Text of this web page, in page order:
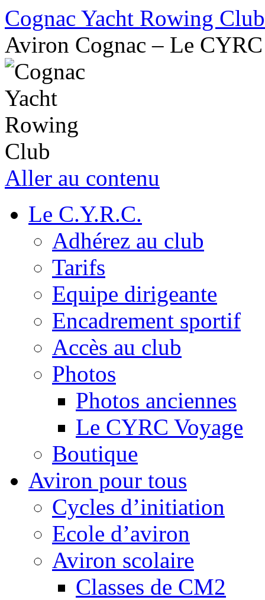
Cognac Yacht Rowing Club
Aviron Cognac – Le CYRC
Aller au contenu
Le C.Y.R.C.
Adhérez au club
Tarifs
Equipe dirigeante
Encadrement sportif
Accès au club
Photos
Photos anciennes
Le CYRC Voyage
Boutique
Aviron pour tous
Cycles d’initiation
Ecole d’aviron
Aviron scolaire
Classes de CM2